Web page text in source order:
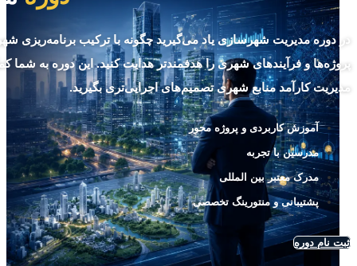
دردوره مدیریت شهرسازییاد می‌گیرید چگونه با ترکیب برنامه‌ریزی
پروژه‌ها و فرآیندهای شهری را هدفمندتر هدایت کنید. این دوره به
مدیریت کارآمد منابع شهری تصمیم‌های اجرایی‌تری بگیرید.
آموزش کاربردی و پروژه محور
مدرسین با تجربه
مدرک معتبر بین المللی
پشتیبانی و منتورینگ تخصصی
ثبت نام دوره